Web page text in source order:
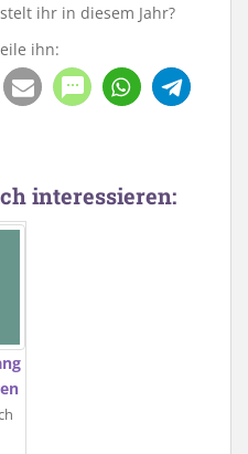
ihr in diesem Jahr?
ihn:
interessieren: